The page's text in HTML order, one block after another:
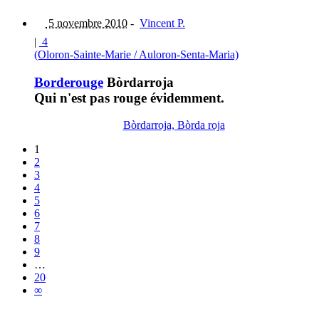
5 novembre 2010 - Vincent P.
| 4
(Oloron-Sainte-Marie / Auloron-Senta-Maria)
Borderouge Bòrdarroja
Qui n'est pas rouge évidemment.
Bòrdarroja, Bòrda roja
1
2
3
4
5
6
7
8
9
…
20
∞